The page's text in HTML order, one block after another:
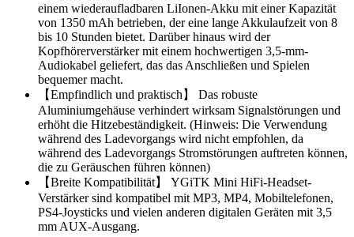
einem wiederaufladbaren LiIonen-Akku mit einer Kapazität
von 1350 mAh betrieben, der eine lange Akkulaufzeit von 8
bis 10 Stunden bietet. Darüber hinaus wird der
Kopfhörerverstärker mit einem hochwertigen 3,5-mm-
Audiokabel geliefert, das das Anschließen und Spielen
bequemer macht.
【Empfindlich und praktisch】 Das robuste
Aluminiumgehäuse verhindert wirksam Signalstörungen und
erhöht die Hitzebeständigkeit. (Hinweis: Die Verwendung
während des Ladevorgangs wird nicht empfohlen, da
während des Ladevorgangs Stromstörungen auftreten können,
die zu Geräuschen führen können)
【Breite Kompatibilität】 YGiTK Mini HiFi-Headset-
Verstärker sind kompatibel mit MP3, MP4, Mobiltelefonen,
PS4-Joysticks und vielen anderen digitalen Geräten mit 3,5
mm AUX-Ausgang.